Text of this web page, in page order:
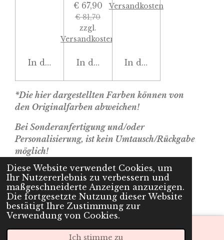
Diese Website verwendet Cookies, um
Ihr Nutzererlebnis zu verbessern und
maßgeschneiderte Anzeigen anzuzeigen.
Die fortgesetzte Nutzung dieser Website
bestätigt Ihre Zustimmung zur
Verwendung von Cookies.
Ich stimme zu
In den Warenkorb
€ 67,90
€ 81,70
zzgl.
Versandkosten
In den Warenkorb
Versandkosten
In den Warenkorb
*Die hier dargestellten Farben können von
den Originalfarben abweichen!
Bei Sonderanfertigung und/oder
Personalisierung, ist kein Umtausch/Rückgabe
möglich!
© 2022 - 2026 cherryslabel.at
Mit Unterstützung vonWebador